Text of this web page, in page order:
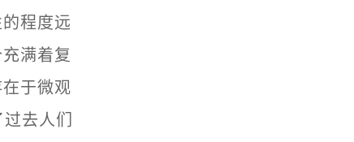
程度远
满着复
于微观
去人们